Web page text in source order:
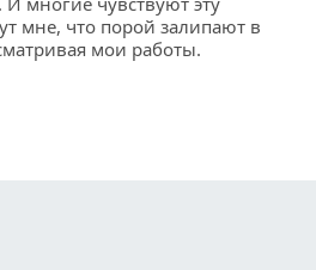
мне, что порой залипают в
мои работы.